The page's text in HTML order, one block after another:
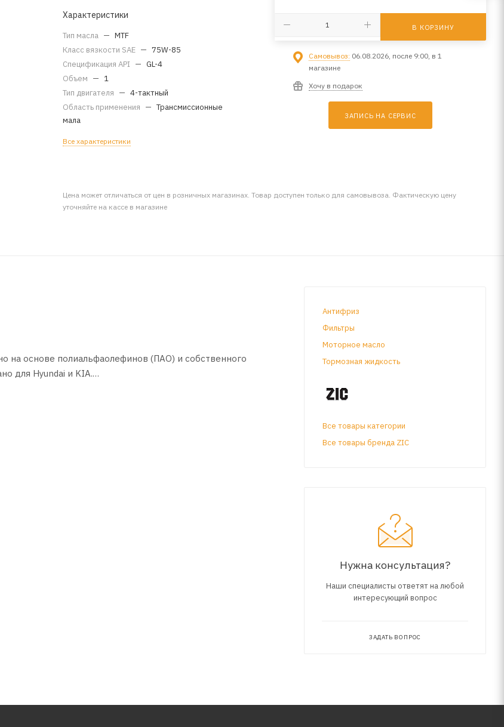
Характеристики
Тип масла — MTF
Класс вязкости SAE — 75W-85
Спецификация API — GL-4
Объем — 1
Тип двигателя — 4-тактный
Область применения — Трансмиссионные
мала
Все характеристики
В КОРЗИНУ
Самовывоз: 06.08.2026, после 9:00, в 1
магазине
Хочу в подарок
ЗАПИСЬ НА СЕРВИС
Цена может отличаться от цен в розничных магазинах. Товар доступен только для самовывоза. Фактическую цену
уточняйте на кассе в магазине
на основе полиальфаолефинов (ПАО) и собственного
для Hyundai и KIA.
Антифриз
Фильтры
Моторное масло
Тормозная жидкость
Все товары категории
Все товары бренда ZIC
Нужна консультация?
Наши специалисты ответят на любой
интересующий вопрос
ЗАДАТЬ ВОПРОС